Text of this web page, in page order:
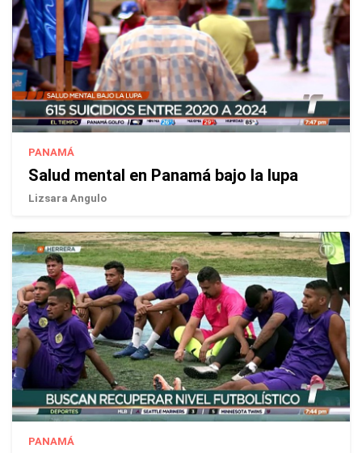
PANAMÁ
Salud mental en Panamá bajo la lupa
Lizsara Angulo
PANAMÁ